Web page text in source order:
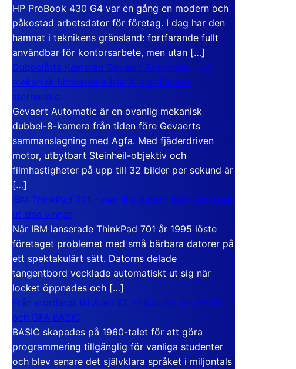
HP ProBook 430 G4 var en gång en modern och
påkostad arbetsdator för företag. I dag har den
hamnat i teknikens gränsland: fortfarande fullt
användbar för kontorsarbete, men utan […]
Dubbelåtta Kameran Gevaert Automatic – en
mekanisk filmkamera från 8 mm-filmens
storhetstid
Gevaert Automatic är en ovanlig mekanisk
dubbel-8-kamera från tiden före Gevaerts
sammanslagning med Agfa. Med fjäderdriven
motor, utbytbart Steinheil-objektiv och
filmhastigheter på upp till 32 bilder per sekund är
[…]
IBM ThinkPad 701 – den lilla datorn som vecklade
ut sina vingar
När IBM lanserade ThinkPad 701 år 1995 löste
företaget problemet med små bärbara datorer på
ett spektakulärt sätt. Datorns delade
tangentbord vecklade automatiskt ut sig när
locket öppnades och […]
Från stordator till Atari ST – historien om BASIC
och GFA BASIC
BASIC skapades på 1960-talet för att göra
programmering tillgänglig för vanliga studenter
och blev senare det självklara språket i miljontals